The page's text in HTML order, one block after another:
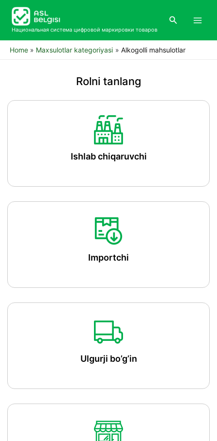
contentНациональная система цифровой маркировки товаров
Search
Home Maxsulotlar kategoriyasi Alkogolli mahsulotlar
Rolni tanlang
Ishlab chiqaruvchi
Importchi
Ulgurji bo’g’in